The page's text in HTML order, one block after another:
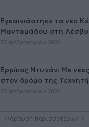
Εγκαινιάστηκε το νέο
Μανταμάδου στη Λέσβο
20 Φεβρουαρίου 2026
Ερρίκος Ντυνάν: Με
στον δρόμο της
20 Φεβρουαρίου 2026
Φόρτωση περισσοτέρων